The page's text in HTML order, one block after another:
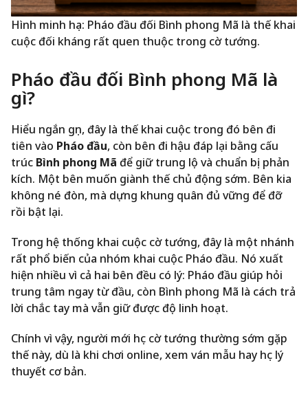
Hình minh họa: Pháo đầu đối Bình phong Mã là thế khai
cuộc đối kháng rất quen thuộc trong cờ tướng.
Pháo đầu đối Bình phong Mã là
gì?
Hiểu ngắn gọn, đây là thế khai cuộc trong đó bên đi
tiên vào Pháo đầu, còn bên đi hậu đáp lại bằng cấu
trúc Bình phong Mã để giữ trung lộ và chuẩn bị phản
kích. Một bên muốn giành thế chủ động sớm. Bên kia
không né đòn, mà dựng khung quân đủ vững để đỡ
rồi bật lại.
Trong hệ thống khai cuộc cờ tướng, đây là một nhánh
rất phổ biến của nhóm khai cuộc Pháo đầu. Nó xuất
hiện nhiều vì cả hai bên đều có lý: Pháo đầu giúp hỏi
trung tâm ngay từ đầu, còn Bình phong Mã là cách trả
lời chắc tay mà vẫn giữ được độ linh hoạt.
Chính vì vậy, người mới học cờ tướng thường sớm gặp
thế này, dù là khi chơi online, xem ván mẫu hay học lý
thuyết cơ bản.